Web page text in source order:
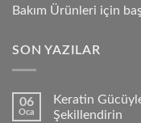
Bakım Ürünleri için
SON YAZILAR
06
Oca
Keratin
Şekillendirin